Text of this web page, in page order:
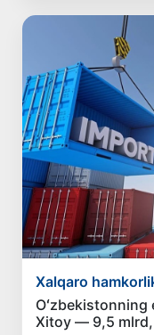
Xalqaro
Xitoy — 9,5